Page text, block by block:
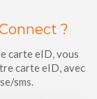
?
carte eID, vous
carte eID, avec
sms.